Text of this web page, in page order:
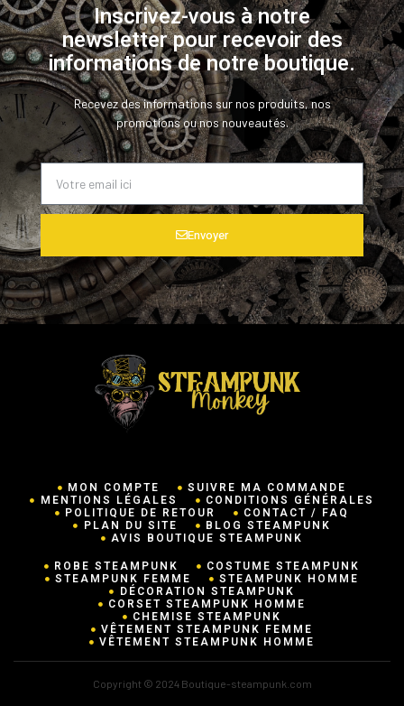
Inscrivez-vous à notre
newsletter pour recevoir des
informations de notre boutique.
Recevez des informations sur nos produits, nos
promotions ou nos nouveautés.
Envoyer
MON COMPTE SUIVRE MA COMMANDE
MENTIONS LÉGALES CONDITIONS GÉNÉRALES
POLITIQUE DE RETOUR CONTACT / FAQ
PLAN DU SITE BLOG STEAMPUNK
AVIS BOUTIQUE STEAMPUNK
ROBE STEAMPUNK
COSTUME STEAMPUNK
STEAMPUNK FEMME STEAMPUNK HOMME
DÉCORATION STEAMPUNK
CORSET STEAMPUNK HOMME
CHEMISE STEAMPUNK
VÊTEMENT STEAMPUNK FEMME
VÊTEMENT STEAMPUNK HOMME
Copyright © 2024 Boutique-steampunk.com